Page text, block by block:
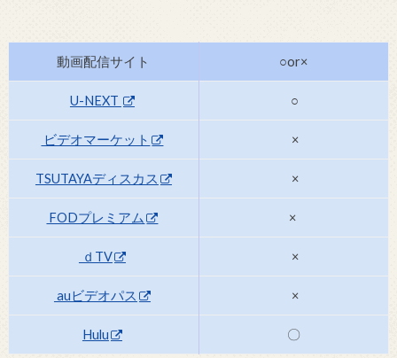
動画配信サイト ○or×
U-NEXT ○
ビデオマーケット ×
TSUTAYAディスカス ×
FODプレミアム ×
ｄTV ×
auビデオパス ×
Hulu 〇